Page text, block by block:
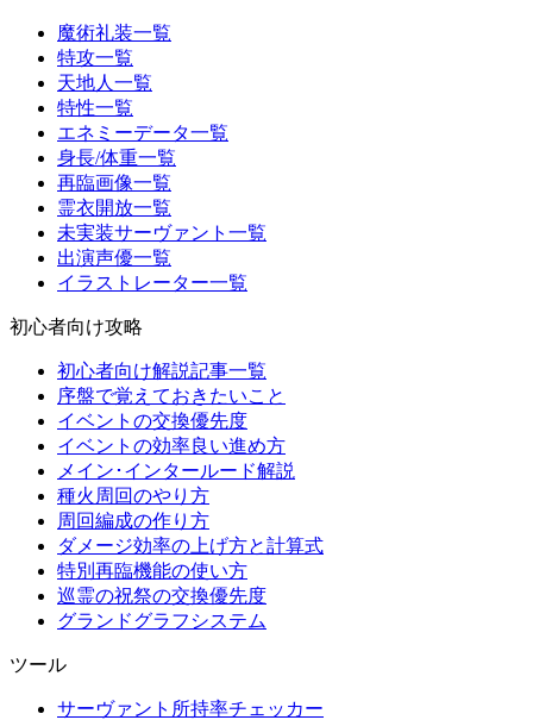
魔術礼装一覧
特攻一覧
天地人一覧
特性一覧
エネミーデータ一覧
身長/体重一覧
再臨画像一覧
霊衣開放一覧
未実装サーヴァント一覧
出演声優一覧
イラストレーター一覧
初心者向け攻略
初心者向け解説記事一覧
序盤で覚えておきたいこと
イベントの交換優先度
イベントの効率良い進め方
メイン･インタールード解説
種火周回のやり方
周回編成の作り方
ダメージ効率の上げ方と計算式
特別再臨機能の使い方
巡霊の祝祭の交換優先度
グランドグラフシステム
ツール
サーヴァント所持率チェッカー